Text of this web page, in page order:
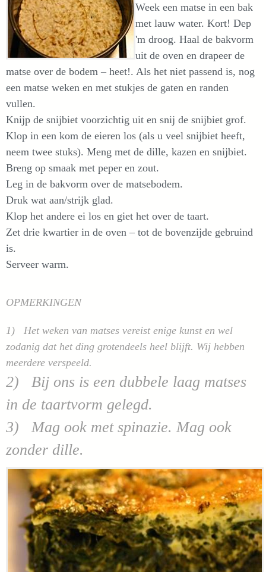
Week een matse in een bak
met lauw water. Kort! Dep
'm droog. Haal de bakvorm
uit de oven en drapeer de
matse over de bodem – heet!. Als het niet passend is, nog
een matse weken en met stukjes de gaten en randen
vullen.
Knijp de snijbiet voorzichtig uit en snij de snijbiet grof.
Klop in een kom de eieren los (als u veel snijbiet heeft,
neem twee stuks). Meng met de dille, kazen en snijbiet.
Breng op smaak met peper en zout.
Leg in de bakvorm over de matsebodem.
Druk wat aan/strijk glad.
Klop het andere ei los en giet het over de taart.
Zet drie kwartier in de oven – tot de bovenzijde gebruind
is.
Serveer warm.
OPMERKINGEN
1) Het weken van matses vereist enige kunst en wel
zodanig dat het ding grotendeels heel blijft. Wij hebben
meerdere verspeeld.
2) Bij ons is een dubbele laag matses
in de taartvorm gelegd.
3) Mag ook met spinazie. Mag ook
zonder dille.